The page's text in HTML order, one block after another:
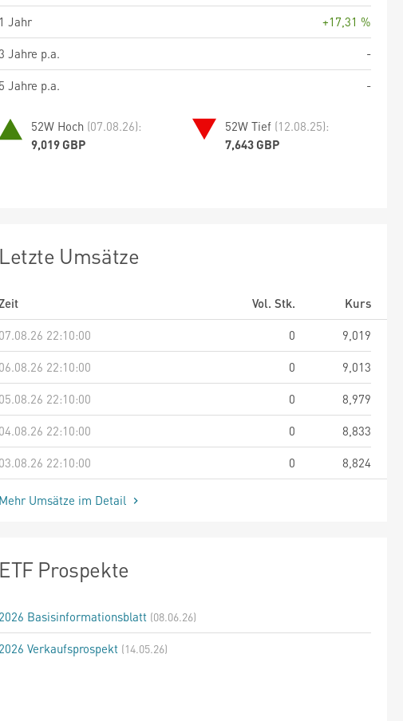
1 Jahr
+17,31 %
Jahre p.a.
-
5 Jahre p.a.
-
52W Hoch (07.08.26):
9,019 GBP
52W Tief (12.08.25):
7,643 GBP
Letzte Umsätze
Vol. Stk.
Kurs
07.08.26 22:10:00
0
9,019
06.08.26 22:10:00
0
9,013
05.08.26 22:10:00
0
8,979
04.08.26 22:10:00
0
8,833
03.08.26 22:10:00
0 8,824
Mehr Umsätze im Detail
ETF Prospekte
2026 Basisinformationsblatt (08.06.26)
2026 Verkaufsprospekt (14.05.26)